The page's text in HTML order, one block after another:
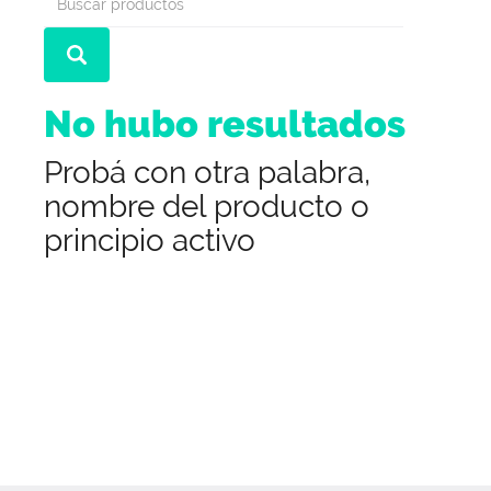
No hubo resultados
Probá con otra palabra,
nombre del producto o
principio activo